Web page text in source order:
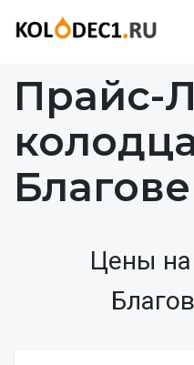
Прайс-
Цены